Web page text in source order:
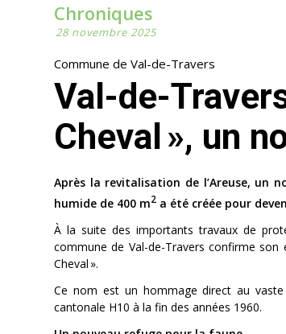
Chroniques
28 novembre 2025
Commune de Val-de-Travers
Val-de-Travers inaugure « le Petit Fer-à-
Cheval », un
Après la revitalisation de l’Areuse, un
humide de 400 m2 a été créée pour
À la suite des importants travaux de
commune de Val-de-Travers confirme
Cheval ».
Ce nom est un hommage direct au
cantonale H10 à la fin des années 1960.